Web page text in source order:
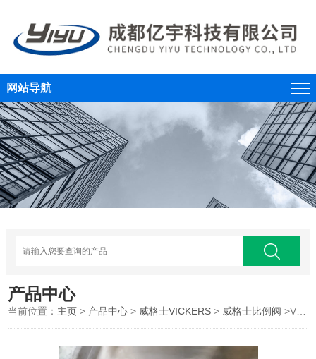
网站导航
产品中心
当前位置： 主页 > 产品中心 > 威格士VICKERS > 威格士比例阀 >VICKERS威格士比例方向控制阀